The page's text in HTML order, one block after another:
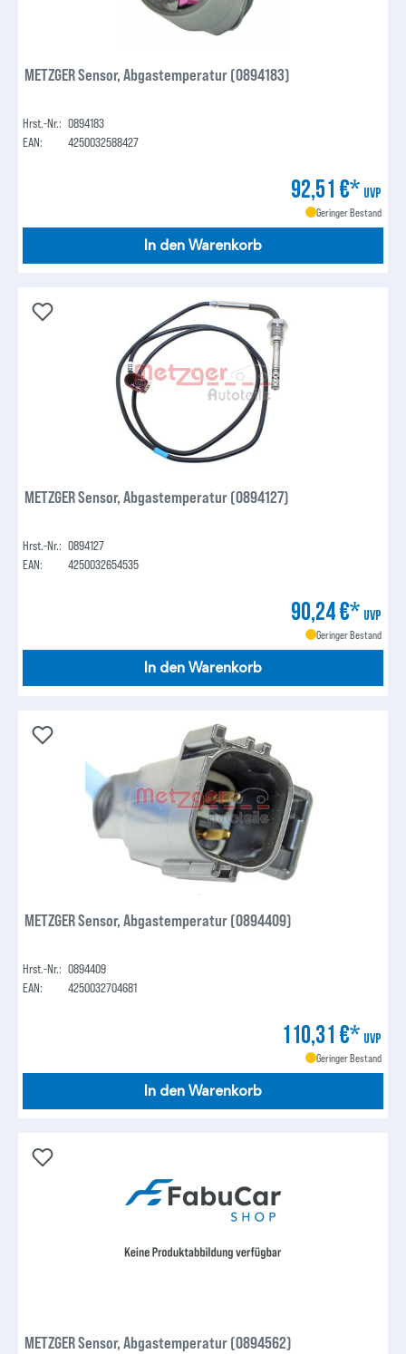
METZGER Sensor, Abgastemperatur (0894183)
Hrst.-Nr.: 0894183
EAN:
4250032588427
92,51 €* UVP
Geringer Bestand
In den Warenkorb
METZGER Sensor, Abgastemperatur (0894127)
Hrst.-Nr.: 0894127
EAN:
4250032654535
90,24 €* UVP
Geringer Bestand
In den Warenkorb
METZGER Sensor, Abgastemperatur (0894409)
Hrst.-Nr.: 0894409
EAN:
4250032704681
110,31 €* UVP
Geringer Bestand
In den Warenkorb
METZGER Sensor, Abgastemperatur (0894562)